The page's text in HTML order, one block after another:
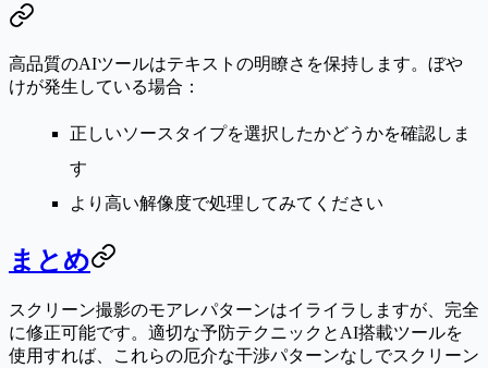
高品質のAIツールはテキストの明瞭さを保持します。ぼや
けが発生している場合：
正しいソースタイプを選択したかどうかを確認しま
す
より高い解像度で処理してみてください
まとめ
スクリーン撮影のモアレパターンはイライラしますが、完全
に修正可能です。適切な予防テクニックとAI搭載ツールを
使用すれば、これらの厄介な干渉パターンなしでスクリーン